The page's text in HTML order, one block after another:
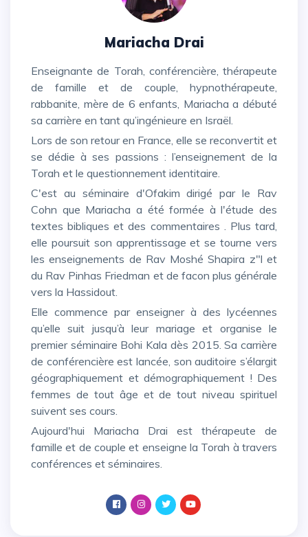
Mariacha Drai
Enseignante de Torah, conférencière, thérapeute
de famille et de couple, hypnothérapeute,
rabbanite, mère de 6 enfants, Mariacha a débuté
sa carrière en tant qu’ingénieure en Israël.
Lors de son retour en France, elle se reconvertit et
se dédie à ses passions : l’enseignement de la
Torah et le questionnement identitaire.
C'est au séminaire d'Ofakim dirigé par le Rav
Cohn que Mariacha a été formée à l'étude des
textes bibliques et des commentaires . Plus tard,
elle poursuit son apprentissage et se tourne vers
les enseignements de Rav Moshé Shapira z"l et
du Rav Pinhas Friedman et de facon plus générale
vers la Hassidout.
Elle commence par enseigner à des lycéennes
qu’elle suit jusqu’à leur mariage et organise le
premier séminaire Bohi Kala dès 2015. Sa carrière
de conférencière est lancée, son auditoire s’élargit
géographiquement et démographiquement ! Des
femmes de tout âge et de tout niveau spirituel
suivent ses cours.
Aujourd'hui Mariacha Drai est thérapeute de
famille et de couple et enseigne la Torah à travers
conférences et séminaires.